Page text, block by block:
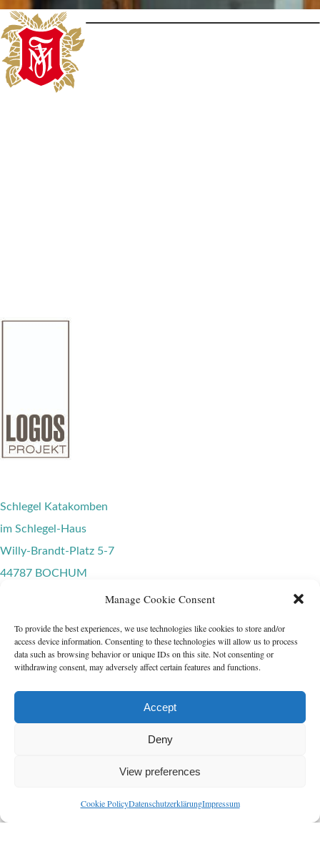
Manage Cookie Consent
To provide the best experiences, we use technologies like cookies to store and/or
access device information. Consenting to these technologies will allow us to process
data such as browsing behavior or unique IDs on this site. Not consenting or
withdrawing consent, may adversely affect certain features and functions.
Accept
Deny
View preferences
Cookie PolicyDatenschutzerklärungImpressum
Schlegel Katakomben
im Schlegel-Haus
Willy-Brandt-Platz 5-7
44787 BOCHUM
Telefon: +49 (0)234 18506